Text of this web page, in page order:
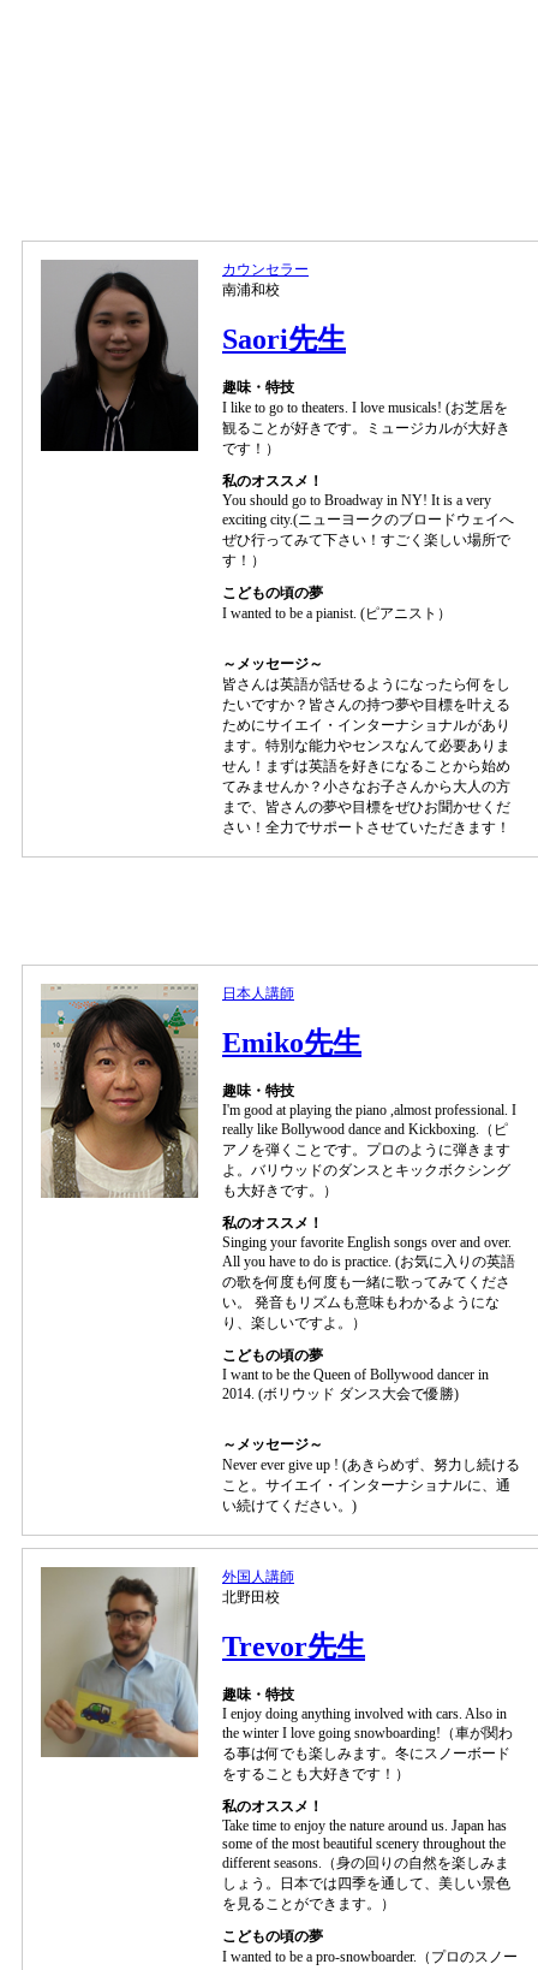
カウンセラー
南浦和校
Saori先生
趣味・特技
I like to go to theaters. I love musicals! (お芝居を
観ることが好きです。ミュージカルが大好き
です！）
私のオススメ！
You should go to Broadway in NY! It is a very
exciting city.(ニューヨークのブロードウェイへ
ぜひ行ってみて下さい！すごく楽しい場所で
す！）
こどもの頃の夢
I wanted to be a pianist. (ピアニスト）
～メッセージ～
皆さんは英語が話せるようになったら何をし
たいですか？皆さんの持つ夢や目標を叶える
ためにサイエイ・インターナショナルがあり
ます。特別な能力やセンスなんて必要ありま
せん！まずは英語を好きになることから始め
てみませんか？小さなお子さんから大人の方
まで、皆さんの夢や目標をぜひお聞かせくだ
さい！全力でサポートさせていただきます！
日本人講師
Emiko先生
趣味・特技
I'm good at playing the piano ,almost professional. I
really like Bollywood dance and Kickboxing.（ピ
アノを弾くことです。プロのように弾きます
よ。バリウッドのダンスとキックボクシング
も大好きです。）
私のオススメ！
Singing your favorite English songs over and over.
All you have to do is practice. (お気に入りの英語
の歌を何度も何度も一緒に歌ってみてくださ
い。 発音もリズムも意味もわかるようにな
り、楽しいですよ。）
こどもの頃の夢
I want to be the Queen of Bollywood dancer in
2014. (ボリウッド ダンス大会で優勝)
～メッセージ～
Never ever give up ! (あきらめず、努力し続ける
こと。サイエイ・インターナショナルに、通
い続けてください。)
外国人講師
北野田校
Trevor先生
趣味・特技
I enjoy doing anything involved with cars. Also in
the winter I love going snowboarding!（車が関わ
る事は何でも楽しみます。冬にスノーボード
をすることも大好きです！）
私のオススメ！
Take time to enjoy the nature around us. Japan has
some of the most beautiful scenery throughout the
different seasons.（身の回りの自然を楽しみま
しょう。日本では四季を通して、美しい景色
を見ることができます。）
こどもの頃の夢
I wanted to be a pro-snowboarder.（プロのスノー